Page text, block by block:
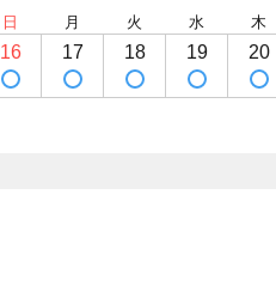
日
16
月
17
火
18
水
19
木
20